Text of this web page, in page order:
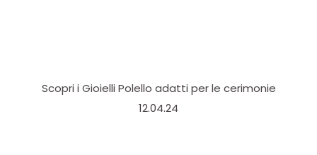
Scopri i Gioielli Polello adatti per le cerimonie
12.04.24